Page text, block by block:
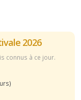
2026
connus à ce jour.